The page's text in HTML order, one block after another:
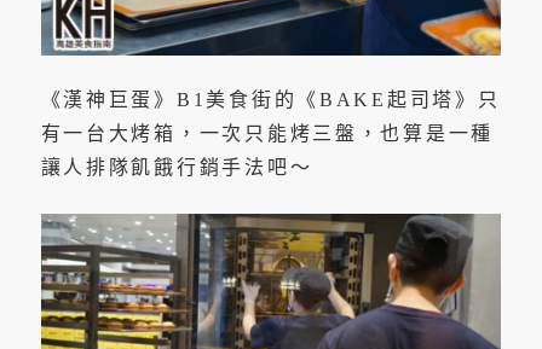
《漢神巨蛋》B1美食街的《BAKE起司塔》只
有一台大烤箱，一次只能烤三盤，也算是一種
讓人排隊飢餓行銷手法吧～